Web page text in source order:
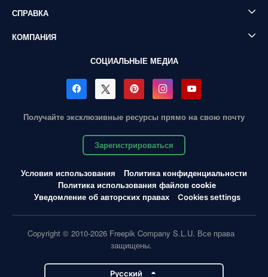
СПРАВКА
КОМПАНИЯ
СОЦИАЛЬНЫЕ МЕДИА
Получайте эксклюзивные ресурсы прямо на свою почту
Зарегистрироваться
Условия использования
Политика конфиденциальности
Политика использования файлов cookie
Уведомление об авторских правах
Cookies settings
Copyright © 2010-2026 Freepik Company S.L.U. Все права
защищены.
Pусский